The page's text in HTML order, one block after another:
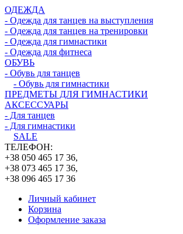
ОДЕЖДА
- Одежда для танцев на выступления
- Одежда для танцев на тренировки
- Одежда для гимнастики
- Одежда для фитнеса
ОБУВЬ
- Обувь для танцев
- Обувь для гимнастики
ПРЕДМЕТЫ ДЛЯ ГИМНАСТИКИ
АКСЕССУАРЫ
- Для танцев
- Для гимнастики
SALE
ТЕЛЕФОН:
+38 050 465 17 36,
+38 073 465 17 36,
+38 096 465 17 36
Личный кабинет
Корзина
Оформление заказа